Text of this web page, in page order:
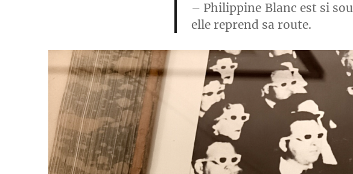
– Philippine Blanc est si
elle reprend sa route.